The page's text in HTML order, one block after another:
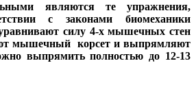
являются те упражнения,
с законами биомеханики
уравнивают силу 4-х мышечных стен
мышечный корсет и выпрямляют
выпрямить полностью до 12-13